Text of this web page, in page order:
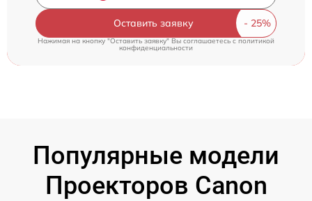
Оставить заявку
Нажимая на кнопку "Оставить заявку" Вы соглашаетесь cполитикой
конфиденциальности
Популярные модели
Проекторов Canon